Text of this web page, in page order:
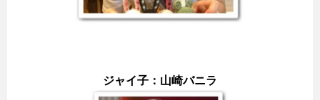
ジャイ子：山崎バニラ